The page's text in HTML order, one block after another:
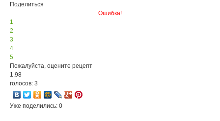
Поделиться
Ошибка!
1
2
3
4
5
Пожалуйста, оцените рецепт
1.98
голосов: 3
Уже поделились: 0